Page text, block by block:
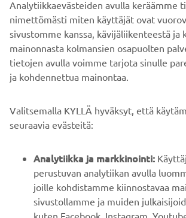
B2B
YAMAHA MUUALLA
ASIAKASTUKI
Analytiikkaevästeiden avulla keräämme
nimettömästi miten käyttäjät ovat
sivustomme kanssa, kävijäliikenteestä ja
mainonnasta kolmansien osapuolten
tietojen avulla voimme tarjota sinulle
ja kohdennettua mainontaa.
Valitsemalla KYLLÄ hyväksyt, että
seuraavia evästeitä:
Analytiikka ja markkinointi:
perustuvan analytiikan avulla
joille kohdistamme kiinnostavaa
sivustollamme ja muiden
kuten Facebook, Instagram,